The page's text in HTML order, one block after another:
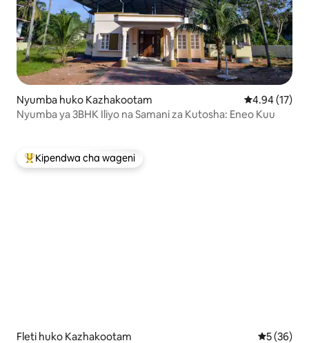
Nyumba huko Kazhakootam Ukadiriaji wa
4.94 (17)
Nyumba ya 3BHK Iliyo na Samani za Kutosha: Eneo Kuu
Kipendwa maarufu cha wageni
Kipendwa cha wageni
Fleti huko Kazhakootam Ukadiriaji
5 (36)